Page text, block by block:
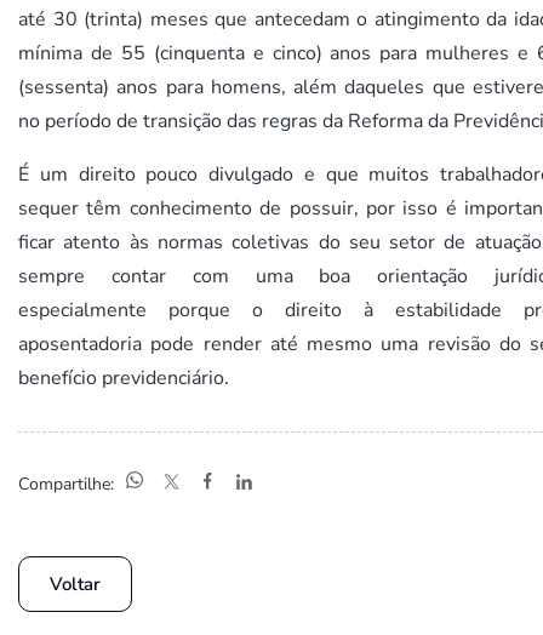
até 30 (trinta) meses que antecedam o atingimento da
mínima de 55 (cinquenta e cinco) anos para mulheres e
(sessenta) anos para homens, além daqueles que
no período de transição das regras da Reforma da
É um direito pouco divulgado e que muitos
sequer têm conhecimento de possuir, por isso é
ficar atento às normas coletivas do seu setor de
sempre contar com uma boa orientação
especialmente porque o direito à estabilidade
aposentadoria pode render até mesmo uma revisão do
benefício previdenciário.
Compartilhe:
Voltar